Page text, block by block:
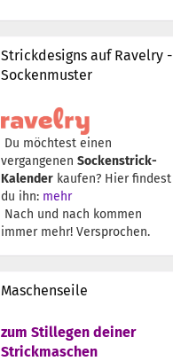
Strickdesigns auf Ravelry -
Sockenmuster
Du möchtest einen
vergangenen Sockenstrick-
Kalender kaufen? Hier findest
du ihn: mehr
Nach und nach kommen
immer mehr! Versprochen.
Maschenseile
zum Stillegen deiner
Strickmaschen